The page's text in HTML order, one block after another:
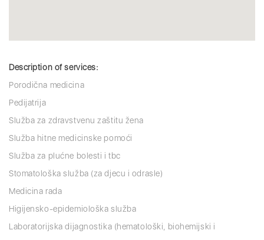
Description of services:
Porodična medicina
Pedijatrija
Služba za zdravstvenu zaštitu žena
Služba hitne medicinske pomoći
Služba za plućne bolesti i tbc
Stomatološka služba (za djecu i odrasle)
Medicina rada
Higijensko-epidemiološka služba
Laboratorijska dijagnostika (hematološki, biohemijski i